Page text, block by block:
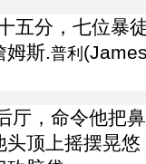
五分，七位暴
姆斯.普利 (
厅，命令他把
顶上摇摆晃